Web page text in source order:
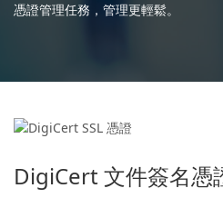
憑證管理任務，管理更輕鬆。
DigiCert 文件簽名憑